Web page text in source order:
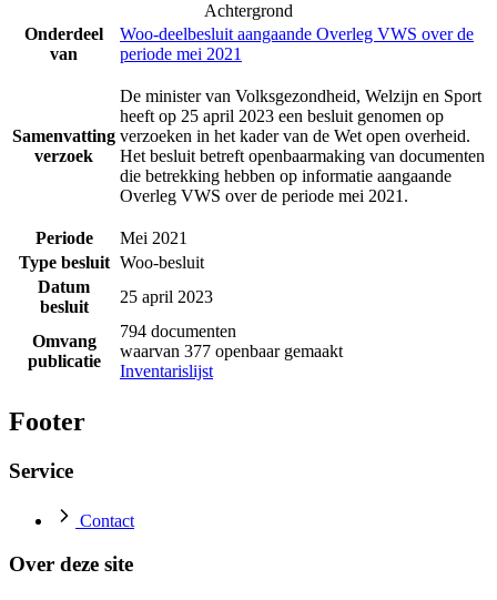
Achtergrond
Onderdeel
van
Woo-deelbesluit aangaande Overleg VWS over de
periode mei 2021
Samenvatting
verzoek
De minister van Volksgezondheid, Welzijn en Sport
heeft op 25 april 2023 een besluit genomen op
verzoeken in het kader van de Wet open overheid.
Het besluit betreft openbaarmaking van documenten
die betrekking hebben op informatie aangaande
Overleg VWS over de periode mei 2021.
Periode
Mei 2021
Type besluit Woo-besluit
Datum
besluit
25 april 2023
Omvang
publicatie
794 documenten
waarvan 377 openbaar gemaakt
Inventarislijst
Footer
Service
Contact
Over deze site